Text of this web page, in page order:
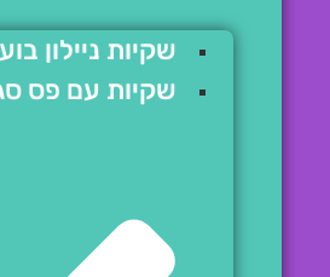
שקיות ניילון
שקיות עם פס